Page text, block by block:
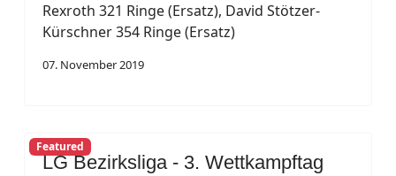
Rexroth 321 Ringe (Ersatz), David Stötzer-
Kürschner 354 Ringe (Ersatz)
07. November 2019
Featured
LG Bezirksliga - 3. Wettkampftag